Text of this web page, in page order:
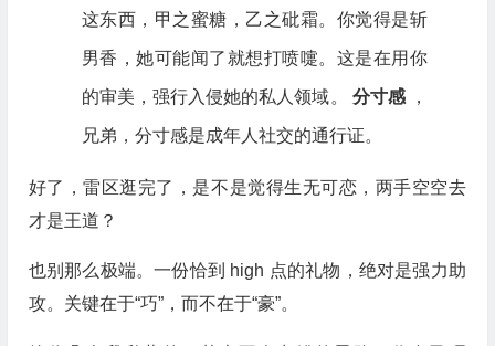
这东西，甲之蜜糖，乙之砒霜。你觉得是斩
男香，她可能闻了就想打喷嚏。这是在用你
的审美，强行入侵她的私人领域。 分寸感 ，
兄弟，分寸感是成年人社交的通行证。
好了，雷区逛完了，是不是觉得生无可恋，两手空空去
才是王道？
也别那么极端。一份恰到 high 点的礼物，绝对是强力助
攻。关键在于“巧”，而不在于“豪”。